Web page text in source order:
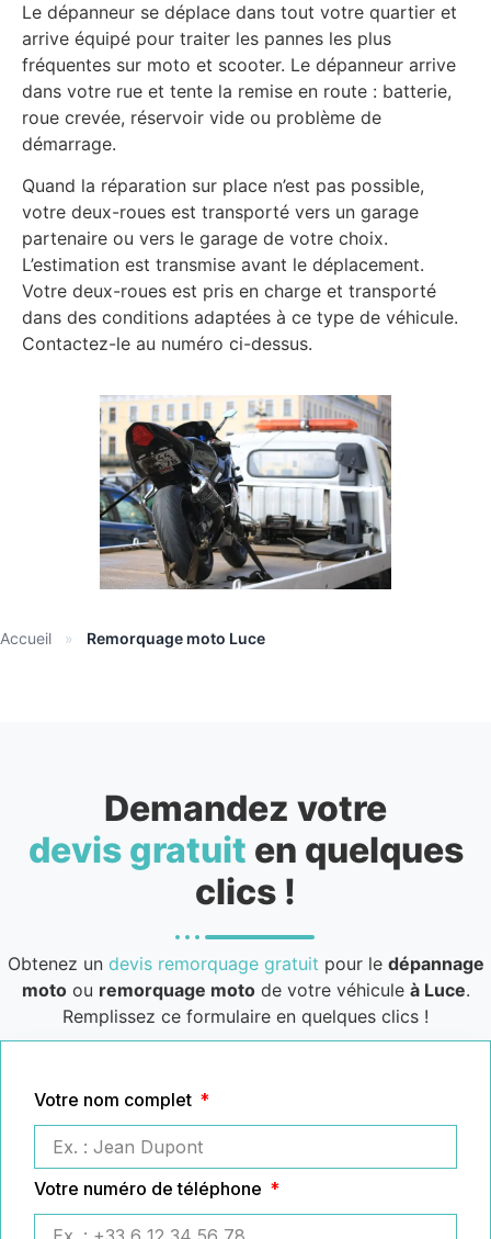
Le dépanneur se déplace dans tout votre quartier et
arrive équipé pour traiter les pannes les plus
fréquentes sur moto et scooter. Le dépanneur arrive
dans votre rue et tente la remise en route : batterie,
roue crevée, réservoir vide ou problème de
démarrage.
Quand la réparation sur place n’est pas possible,
votre deux-roues est transporté vers un garage
partenaire ou vers le garage de votre choix.
L’estimation est transmise avant le déplacement.
Votre deux-roues est pris en charge et transporté
dans des conditions adaptées à ce type de véhicule.
Contactez-le au numéro ci-dessus.
Accueil » Remorquage moto Luce
Demandez votre
devis gratuit en quelques
clics !
Obtenez un devis remorquage gratuit pour le dépannage
motoou remorquage motode votre véhicule à Luce.
Remplissez ce formulaire en quelques clics !
Votre nom complet
Votre numéro de téléphone